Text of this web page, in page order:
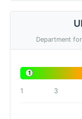
Department
1
1 3